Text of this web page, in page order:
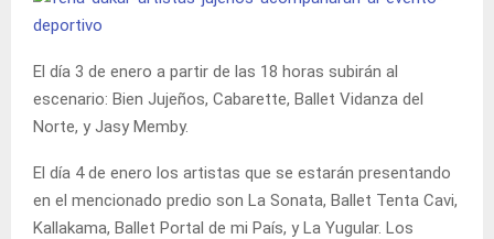
El día 3 de enero a partir de las 18 horas subirán al
escenario: Bien Jujeños, Cabarette, Ballet Vidanza del
Norte, y Jasy Memby.
El día 4 de enero los artistas que se estarán presentando
en el mencionado predio son La Sonata, Ballet Tenta Cavi,
Kallakama, Ballet Portal de mi País, y La Yugular. Los